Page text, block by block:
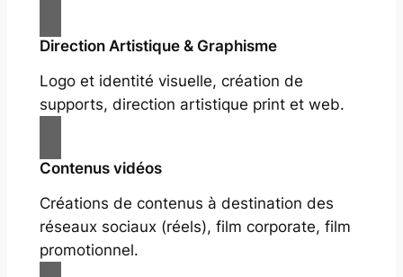
Direction Artistique & Graphisme
Logo et identité visuelle, création de
supports, direction artistique print et web.
Contenus vidéos
Créations de contenus à destination des
réseaux sociaux (réels), film corporate, film
promotionnel.